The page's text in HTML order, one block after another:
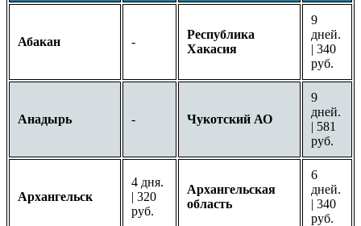
Абакан -
Республика
Хакасия
9
дней.
| 340
руб.
Анадырь - Чукотский АО
9
дней.
| 581
руб.
Архангельск
4 дня.
| 320
руб.
Архангельская
область
6
дней.
| 340
руб.